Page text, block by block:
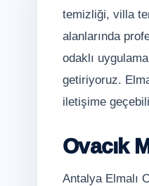
temizliği, villa
alanlarında
odaklı
getiriyoruz.
iletişime
Ovacık
Antalya Elmalı